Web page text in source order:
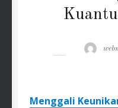
Menggali